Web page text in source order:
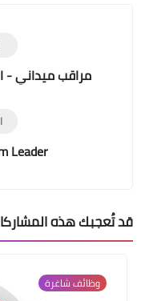
مراقب ميداني -
Leader
قد تُعجبك هذه
وظائف شاغرة